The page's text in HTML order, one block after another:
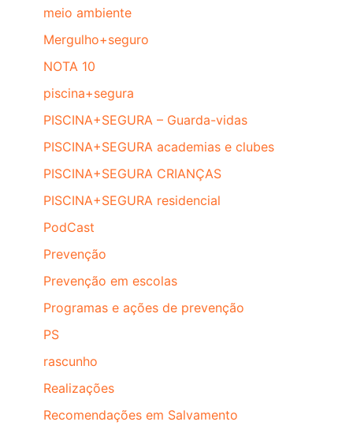
meio ambiente
Mergulho+seguro
NOTA 10
piscina+segura
PISCINA+SEGURA – Guarda-vidas
PISCINA+SEGURA academias e clubes
PISCINA+SEGURA CRIANÇAS
PISCINA+SEGURA residencial
PodCast
Prevenção
Prevenção em escolas
Programas e ações de prevenção
PS
rascunho
Realizações
Recomendações em Salvamento